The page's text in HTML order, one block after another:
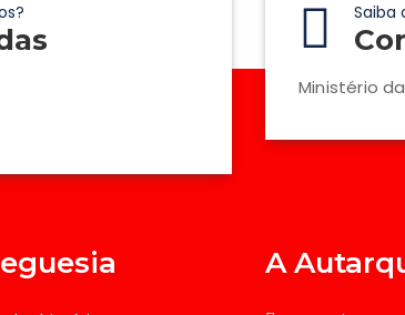
Saiba
Ministério
A